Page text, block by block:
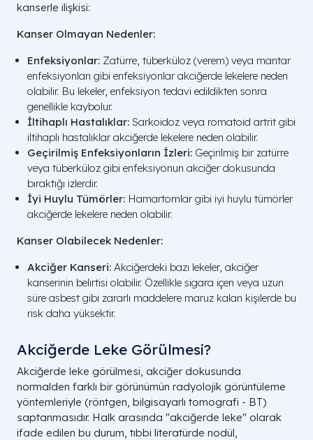
kanserle ilişkisi:
Kanser Olmayan Nedenler:
Enfeksiyonlar: Zatürre, tüberküloz (verem) veya mantar
enfeksiyonları gibi enfeksiyonlar akciğerde lekelere neden
olabilir. Bu lekeler, enfeksiyon tedavi edildikten sonra
genellikle kaybolur.
İltihaplı Hastalıklar: Sarkoidoz veya romatoid artrit gibi
iltihaplı hastalıklar akciğerde lekelere neden olabilir.
Geçirilmiş Enfeksiyonların İzleri: Geçirilmiş bir zatürre
veya tüberküloz gibi enfeksiyonun akciğer dokusunda
bıraktığı izlerdir.
İyi Huylu Tümörler: Hamartomlar gibi iyi huylu tümörler
akciğerde lekelere neden olabilir.
Kanser Olabilecek Nedenler:
Akciğer Kanseri: Akciğerdeki bazı lekeler, akciğer
kanserinin belirtisi olabilir. Özellikle sigara içen veya uzun
süre asbest gibi zararlı maddelere maruz kalan kişilerde bu
risk daha yüksektir.
Akciğerde Leke Görülmesi​?
Akciğerde leke görülmesi, akciğer dokusunda
normalden farklı bir görünümün radyolojik görüntüleme
yöntemleriyle (röntgen, bilgisayarlı tomografi - BT)
saptanmasıdır. Halk arasında "akciğerde leke" olarak
ifade edilen bu durum, tıbbi literatürde nodül,